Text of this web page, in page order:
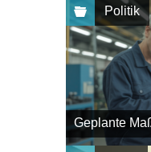
Politik
Geplante